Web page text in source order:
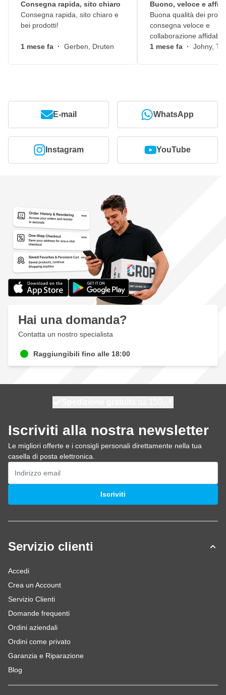
Consegna rapida, sito chiaro
Consegna rapida, sito chiaro e
bei prodotti!
1 mese fa · Gerben, Druten
Buono, veloce e
Buona qualità dei
consegna veloce e
collaborazione
1 mese fa · Johny,
E-mail WhatsApp
Instagram YouTube
Hai una domanda?
Contatta un nostro specialista
Raggiungibili fino alle 18:00
Iscriviti alla nostra newsletter
Le migliori offerte e i consigli personali direttamente nella tua
casella di posta elettronica.
Indirizzo email
Iscriviti
Servizio clienti
Accedi
Crea un Account
Servizio Clienti
Domande frequenti
Ordini aziendali
Ordini come privato
Garanzia e Riparazione
Blog